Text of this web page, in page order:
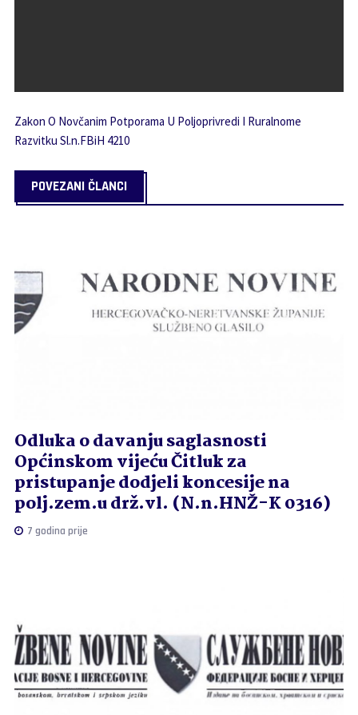
Zakon O Novčanim Potporama U Poljoprivredi I Ruralnome
Razvitku Sl.n.FBiH 4210
POVEZANI ČLANCI
Odluka o davanju saglasnosti
Općinskom vijeću Čitluk za
pristupanje dodjeli koncesije na
polj.zem.u drž.vl. (N.n.HNŽ-K 0316)
7 godina prije